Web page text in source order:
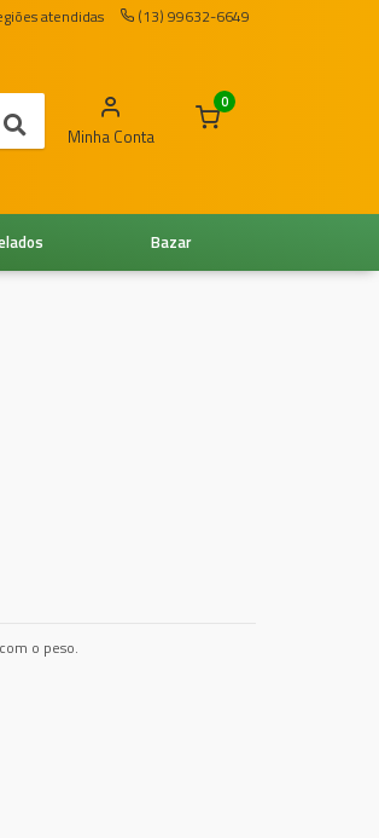
atendidas (13) 99632-6649
Minha Conta
0
Bazar
o peso.